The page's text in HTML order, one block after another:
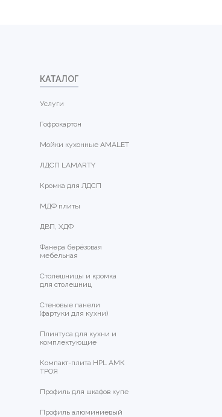
КАТАЛОГ
Услуги
Гофрокартон
Мойки кухонные AMALET
ЛДСП LAMARTY
Кромка для ЛДСП
МДФ плиты
ДВП, ХДФ
Фанера берёзовая
мебельная
Столешницы и кромка
для столешниц
Стеновые панели
(фартуки для кухни)
Плинтуса для кухни и
комплектующие
Компакт-плита HPL АМК
ТРОЯ
Профиль для шкафов купе
Профиль алюминиевый